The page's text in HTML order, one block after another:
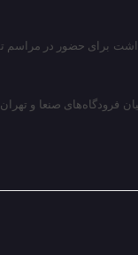
برای حضور در مراسم
میان فرودگاه‌های